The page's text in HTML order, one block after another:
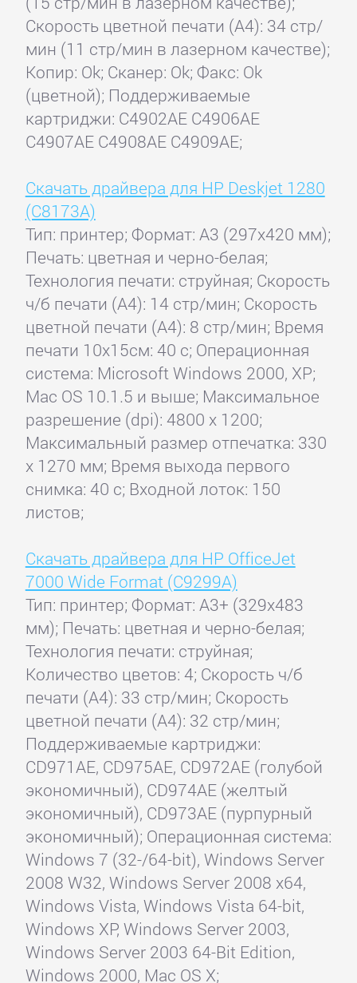
Скорость цветной печати (А4): 34 стр/
мин (11 стр/мин в лазерном качестве);
Копир: Ok; Сканер: Ok; Факс: Ok
(цветной); Поддерживаемые
картриджи: C4902AE C4906AE
C4907AE C4908AE C4909AE;
Скачать драйвера для HP Deskjet 1280
(C8173A)
Тип: принтер; Формат: A3 (297x420 мм);
Печать: цветная и черно-белая;
Технология печати: струйная; Скорость
ч/б печати (А4): 14 стр/мин; Скорость
цветной печати (А4): 8 стр/мин; Время
печати 10x15см: 40 с; Операционная
система: Microsoft Windows 2000, ХР;
Mac OS 10.1.5 и выше; Максимальное
разрешение (dpi): 4800 x 1200;
Максимальный размер отпечатка: 330
x 1270 мм; Время выхода первого
снимка: 40 с; Входной лоток: 150
листов;
Скачать драйвера для HP OfficeJet
7000 Wide Format (C9299A)
Тип: принтер; Формат: A3+ (329x483
мм); Печать: цветная и черно-белая;
Технология печати: струйная;
Количество цветов: 4; Скорость ч/б
печати (А4): 33 стр/мин; Скорость
цветной печати (А4): 32 стр/мин;
Поддерживаемые картриджи:
CD971AE, CD975AE, CD972AE (голубой
экономичный), CD974AE (желтый
экономичный), CD973AE (пурпурный
экономичный); Операционная система:
Windows 7 (32-/64-bit), Windows Server
2008 W32, Windows Server 2008 x64,
Windows Vista, Windows Vista 64-bit,
Windows XP, Windows Server 2003,
Windows Server 2003 64-Bit Edition,
Windows 2000, Mac OS X;